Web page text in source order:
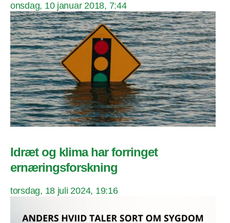
onsdag, 10 januar 2018, 7:44
Idræt og klima har forringet
ernæringsforskning
torsdag, 18 juli 2024, 19:16